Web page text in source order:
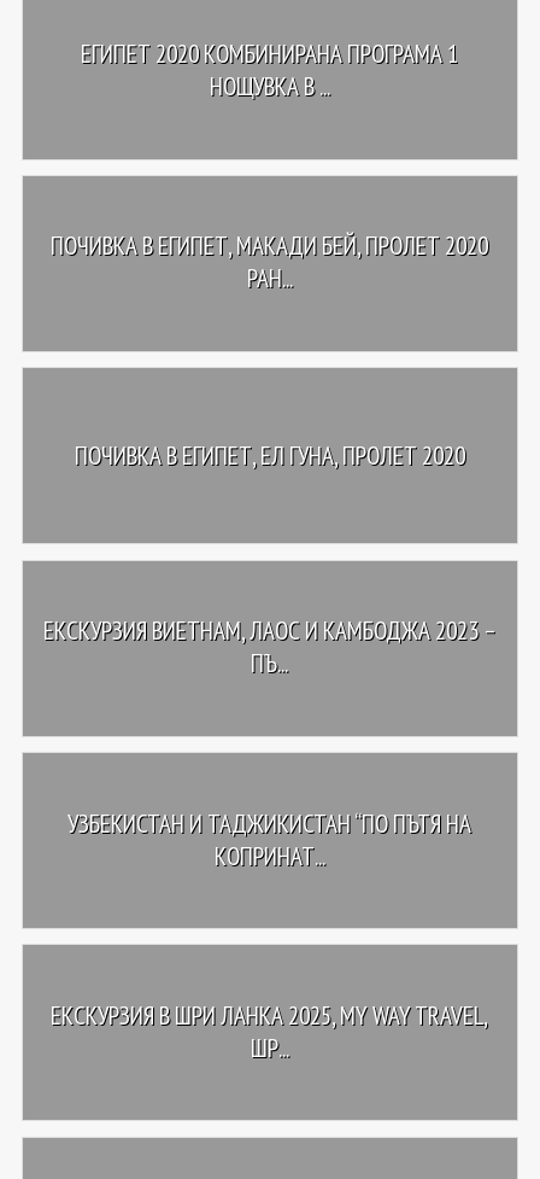
ЕГИПЕТ 2020 КОМБИНИРАНА ПРОГРАМА 1
НОЩУВКА В ...
ПОЧИВКА В ЕГИПЕТ, МАКАДИ БЕЙ, ПРОЛЕТ 2020
РАН...
ПОЧИВКА В ЕГИПЕТ, ЕЛ ГУНА, ПРОЛЕТ 2020
ЕКСКУРЗИЯ ВИЕТНАМ, ЛАОС И КАМБОДЖА 2023 –
ПЪ...
УЗБЕКИСТАН И ТАДЖИКИСТАН “ПО ПЪТЯ НА
КОПРИНАТ...
ЕКСКУРЗИЯ В ШРИ ЛАНКА 2025, MY WAY TRAVEL,
ШР...